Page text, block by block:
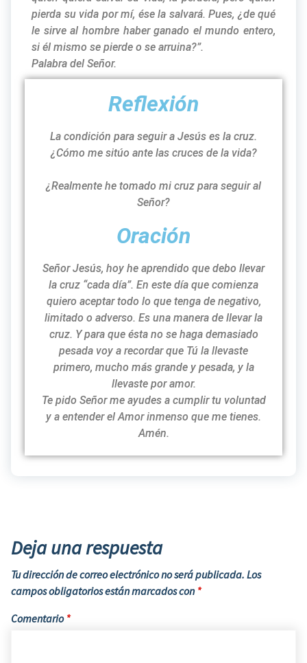
pierda su vida por mí, ése la salvará. Pues, ¿de qué
le sirve al hombre haber ganado el mundo entero,
si él mismo se pierde o se arruina?”.
Palabra del Señor.
Reflexión
La condición para seguir a Jesús es la cruz.
¿Cómo me sitúo ante las cruces de la vida?
¿Realmente he tomado mi cruz para seguir al
Señor?
Oración
Señor Jesús, hoy he aprendido que debo llevar
la cruz “cada día”. En este día que comienza
quiero aceptar todo lo que tenga de negativo,
limitado o adverso. Es una manera de llevar la
cruz. Y para que ésta no se haga demasiado
pesada voy a recordar que Tú la llevaste
primero, mucho más grande y pesada, y la
llevaste por amor.
Te pido Señor me ayudes a cumplir tu voluntad
y a entender el Amor inmenso que me tienes.
Amén.
Deja una respuesta
Tu dirección de correo electrónico no será publicada. Los
campos obligatorios están marcados con *
Comentario *